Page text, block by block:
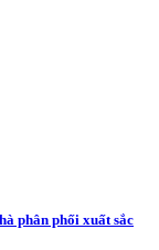
phân phối xuất sắc